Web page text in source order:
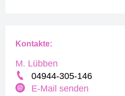
Kontakte:
M. Lübben
04944-305-146
E-Mail senden